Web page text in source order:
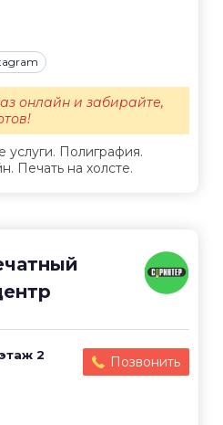
услуги. Полиграфия.
Печать на холсте.
онлайн и забирайте,
2
Позвонить